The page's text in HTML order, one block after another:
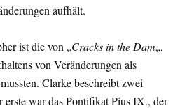
aufhält.
ist die von „Cracks in the Dam„,
von Veränderungen als
Clarke beschreibt zwei
erste war das Pontifikat Pius IX., der